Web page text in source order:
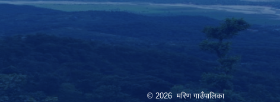
© 2026 मरिण गाउँपालिका